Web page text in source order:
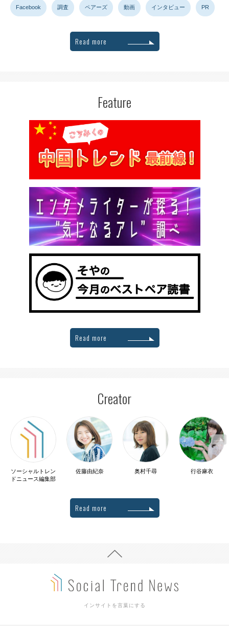
Facebook 調査 ペアーズ 動画 インタビュー PR
Read more
Feature
Read more
Creator
ソーシャルトレン
ドニュース編集部
佐藤由紀奈 奥村千尋 行谷麻衣
Read more
インサイトを言葉にする